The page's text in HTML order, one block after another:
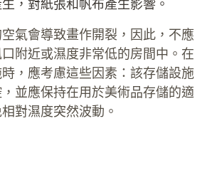
，對紙張和帆布產生影響。
氣會導致畫作開裂，因此，不應
附近或濕度非常低的房間中。在
，應考慮這些因素：該存儲設施
並應保持在用於美術品存儲的適
對濕度突然波動。